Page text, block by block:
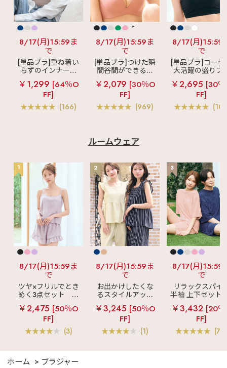
8/17(月)15:59ま
で
[単品ブラ]重ね着い
らずのインナーブ
ラ
リッチバスト
ブラトップ (ワイヤ
ー入り)
￥1,299 [64％O
FF]
(166)
+
8/17(月)15:59ま
で
[単品ブラ]つけた瞬
間谷間ができるシ
ームレスブラ
超
盛ブラ(R) シームレ
ス 単品ブラジャー
￥2,079 [30％O
FF]
(969)
8/17(月)15:59
で
[単品ブラ]コーデ
大活躍の盛りブ
ショートレン
ス ブラトップ 超
ブラ(R) 単品ブ
ャー
￥2,695 [30
FF]
ルームウェア
1
8/17(月)15:59ま
で
ツヤ×フリルでとき
めく3点セット
シ
ルキー ショートパ
ンツ 3点セット
￥2,475 [50％O
FF]
(3)
2
8/17(月)15:59ま
で
お出かけしたくな
るスタイルアップ
見え
ストライプ
フリル ロングパン
ツ 綿混 上下セット
￥3,245 [50％O
FF]
(1)
3
8/17(月)15:59
で
リラックスパイ
半袖 上下セット
女兼用サイズ)
￥3,432 [20
FF]
ホーム
ブラジャー